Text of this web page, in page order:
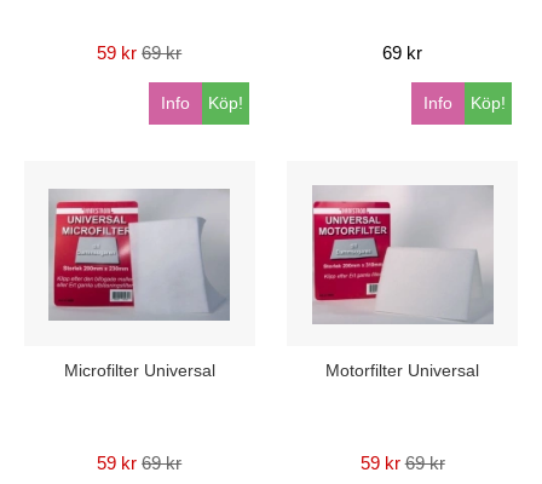
59 kr 69 kr
Köp!
Info
69 kr
Köp!
Info
Microfilter Universal
59 kr 69 kr
Motorfilter Universal
59 kr 69 kr